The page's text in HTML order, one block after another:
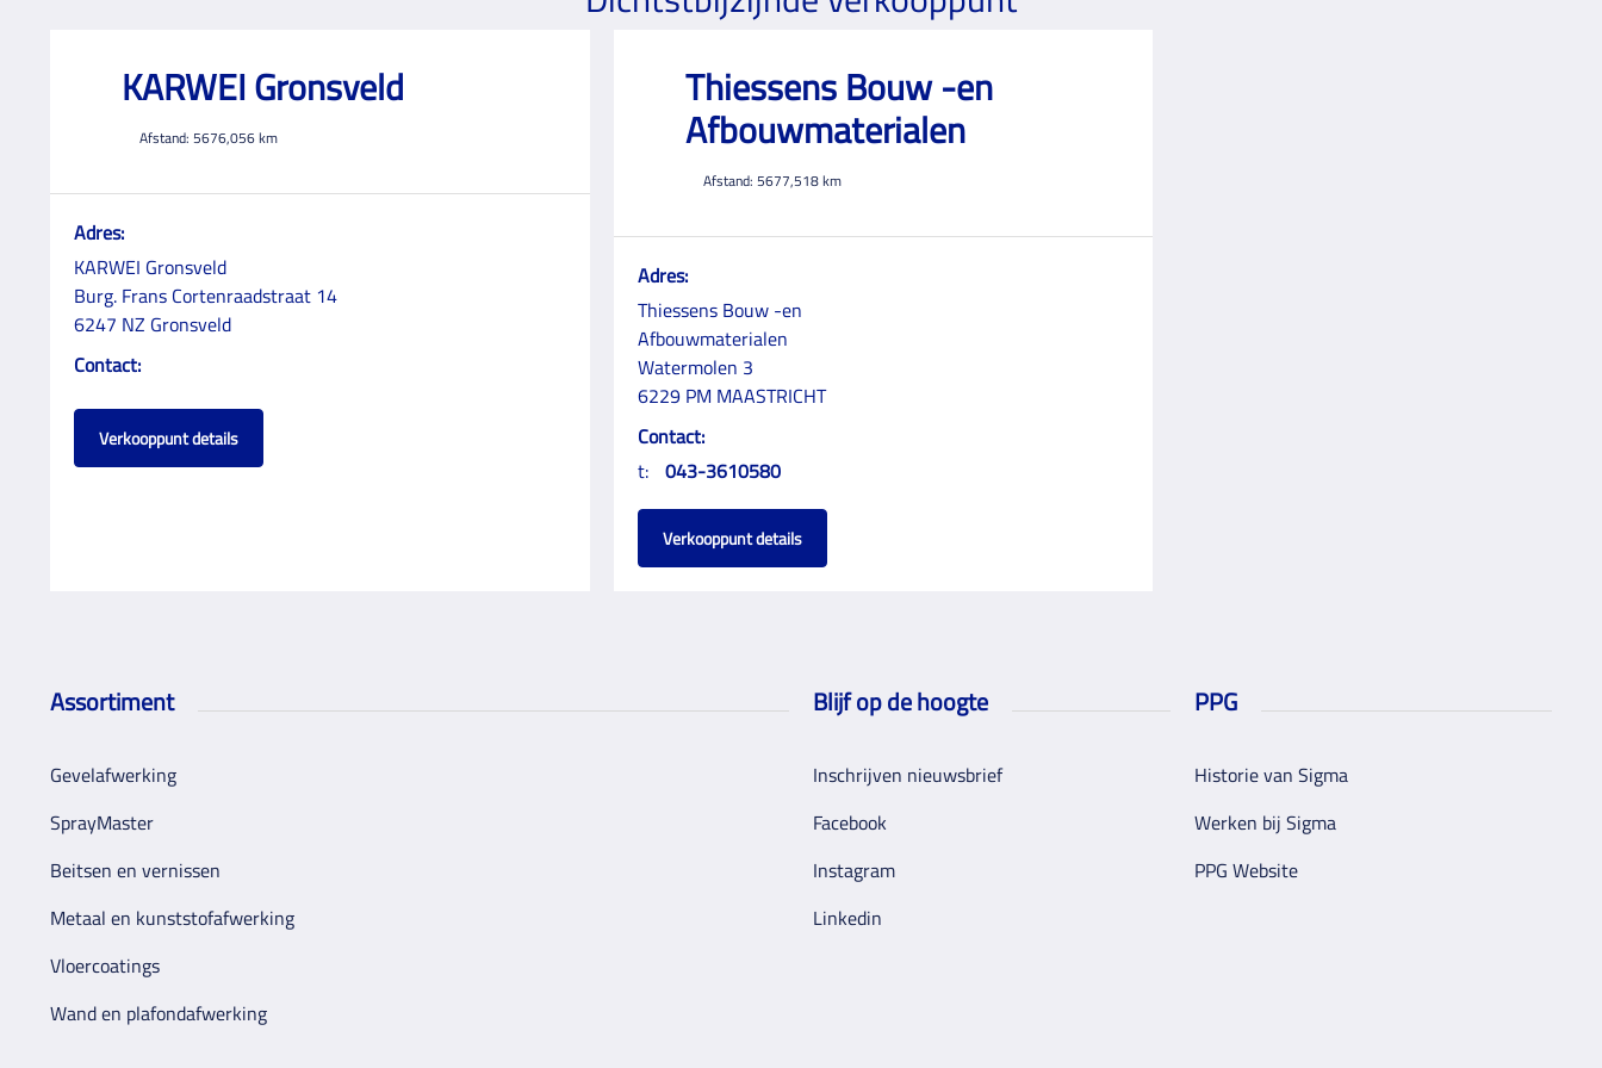
KARWEI Gronsveld
Afstand: 5676,056km
Adres:
KARWEI Gronsveld
Burg. Frans Cortenraadstraat 14
6247 NZ Gronsveld
Contact:
Verkooppunt details
Thiessens Bouw -en
Afbouwmaterialen
Afstand: 5677,518km
Adres:
Thiessens Bouw -en
Afbouwmaterialen
Watermolen 3
6229 PM MAASTRICHT
Contact:
t: 043-3610580
Verkooppunt details
Assortiment
Gevelafwerking
SprayMaster
Beitsen en vernissen
Metaal en kunststofafwerking
Vloercoatings
Wand en plafondafwerking
Blijf op de hoogte
Inschrijven nieuwsbrief
Facebook
Instagram
Linkedin
PPG
Historie van Sigma
Werken bij Sigma
PPG Website